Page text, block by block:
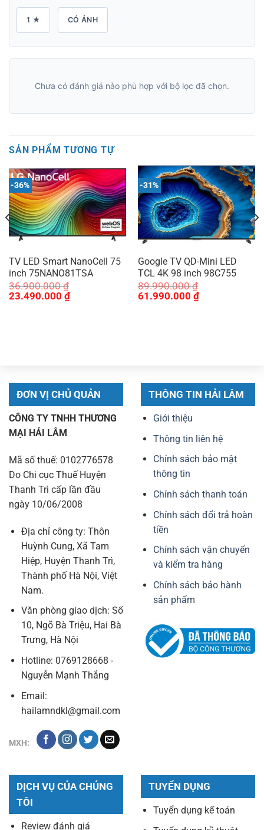
1 ★ CÓ ẢNH
Chưa có đánh giá nào phù hợp với bộ lọc đã chọn.
SẢN PHẨM TƯƠNG TỰ
-36%
TV LED Smart NanoCell 75
inch 75NANO81TSA
36.900.000₫
Giá
gốc
23.490.000 ₫Giá
hiện
-31%
Google TV QD-Mini LED
TCL 4K 98 inch 98C755
89.990.000₫
Giá
gốc
61.990.000 ₫Giá
hiện
ĐƠN VỊ CHỦ QUẢN
CÔNG TY TNHH THƯƠNG
MẠI HẢI LÂM
Mã số thuế: 0102776578
Do Chi cục Thuế Huyện
Thanh Trì cấp lần đầu
ngày 10/06/2008
Địa chỉ công ty: Thôn
Huỳnh Cung, Xã Tam
Hiệp, Huyện Thanh Trì,
Thành phố Hà Nội, Việt
Nam.
Văn phòng giao dịch: Số
10, Ngõ Bà Triệu, Hai Bà
Trưng, Hà Nội
Hotline: 0769128668 -
Nguyễn Mạnh Thắng
Email:
hailamndkl@gmail.com
MXH:
THÔNG TIN HẢI LÂM
Giới thiệu
Thông tin liên hệ
Chính sách bảo mật
thông tin
Chính sách thanh toán
Chính sách đổi trả hoàn
tiền
Chính sách vận chuyển
và kiểm tra hàng
Chính sách bảo hành
sản phẩm
DỊCH VỤ CỦA CHÚNG
TÔI
Review đánh giá
TUYỂN DỤNG
Tuyển dụng kế toán